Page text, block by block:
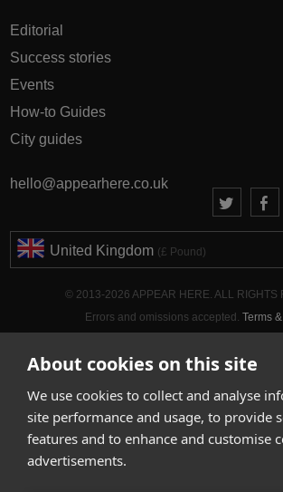
About cookies on this site
We use cookies to collect and analyse
site performance and usage, to provide
features and to enhance and customise
advertisements.
Editorial
Success stories
Events
How-to Guides
City guides
hello@appearhere.co.uk
United Kingdom (£ Pound)
© 2013-2026 APPEAR HERE. ALL RIGHTS
Errors and omissions accepted. Terms